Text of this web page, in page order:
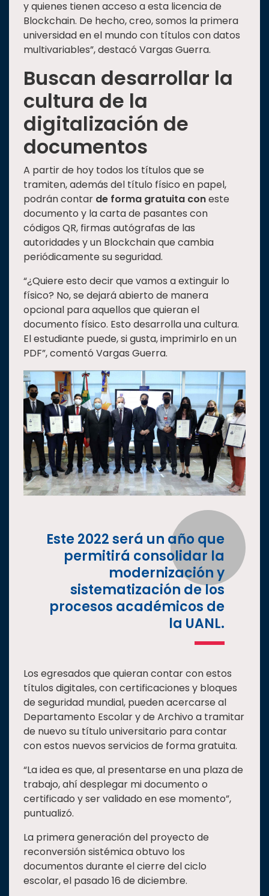
y quienes tienen acceso a esta licencia de
Blockchain. De hecho, creo, somos la primera
universidad en el mundo con títulos con datos
multivariables”, destacó Vargas Guerra.
Buscan desarrollar la
cultura de la
digitalización de
documentos
A partir de hoy todos los títulos que se
tramiten, además del título físico en papel,
podrán contar de forma gratuita coneste
documento y la carta de pasantes con
códigos QR, firmas autógrafas de las
autoridades y un Blockchain que cambia
periódicamente su seguridad.
“¿Quiere esto decir que vamos a extinguir lo
físico? No, se dejará abierto de manera
opcional para aquellos que quieran el
documento físico. Esto desarrolla una cultura.
El estudiante puede, si gusta, imprimirlo en un
PDF”, comentó Vargas Guerra.
Este 2022 será un año que
permitirá consolidar la
modernización y
sistematización de los
procesos académicos de
la UANL.
Los egresados que quieran contar con estos
títulos digitales, con certificaciones y bloques
de seguridad mundial, pueden acercarse al
Departamento Escolar y de Archivo a tramitar
de nuevo su título universitario para contar
con estos nuevos servicios de forma gratuita.
“La idea es que, al presentarse en una plaza de
trabajo, ahí desplegar mi documento o
certificado y ser validado en ese momento”,
puntualizó.
La primera generación del proyecto de
reconversión sistémica obtuvo los
documentos durante el cierre del ciclo
escolar, el pasado 16 de diciembre.